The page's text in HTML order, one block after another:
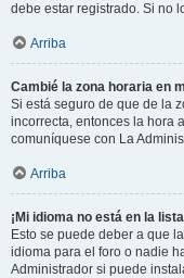
debe estar registrado. Si no
Arriba
Cambié la zona horaria en
Si está seguro de que de la
incorrecta, entonces la hora
comuníquese con La
Arriba
¡Mi idioma no está en la
Esto se puede deber a que
idioma para el foro o nadie
Administrador si puede